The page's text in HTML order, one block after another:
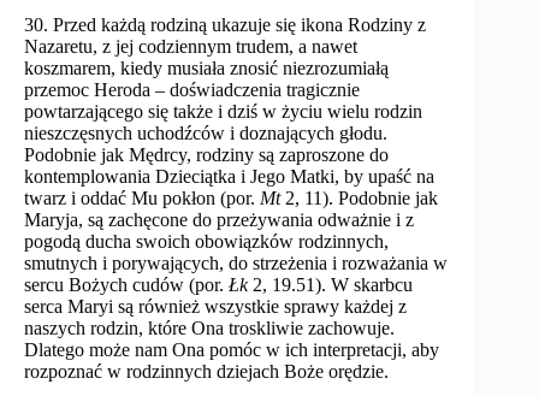
30. Przed każdą rodziną ukazuje się ikona Rodziny z
Nazaretu, z jej codziennym trudem, a nawet
koszmarem, kiedy musiała znosić niezrozumiałą
przemoc Heroda – doświadczenia tragicznie
powtarzającego się także i dziś w życiu wielu rodzin
nieszczęsnych uchodźców i doznających głodu.
Podobnie jak Mędrcy, rodziny są zaproszone do
kontemplowania Dzieciątka i Jego Matki, by upaść na
twarz i oddać Mu pokłon (por. Mt2, 11). Podobnie jak
Maryja, są zachęcone do przeżywania odważnie i z
pogodą ducha swoich obowiązków rodzinnych,
smutnych i porywających, do strzeżenia i rozważania w
sercu Bożych cudów (por. Łk2, 19.51). W skarbcu
serca Maryi są również wszystkie sprawy każdej z
naszych rodzin, które Ona troskliwie zachowuje.
Dlatego może nam Ona pomóc w ich interpretacji, aby
rozpoznać w rodzinnych dziejach Boże orędzie.